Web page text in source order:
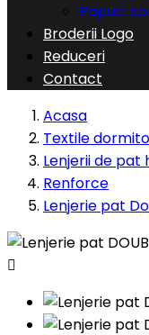
Papuci
Broderii Logo
Reduceri
Contact
Acasa
Textile
Lenjerii de pat
Renforce
Lenjerie pat
